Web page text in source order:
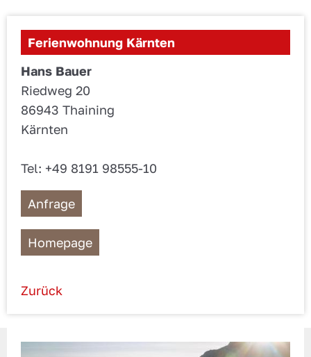
Ferienwohnung Kärnten
Hans Bauer
Riedweg 20
86943 Thaining
Kärnten
Tel: +49 8191 98555-10
Anfrage
Homepage
Zurück